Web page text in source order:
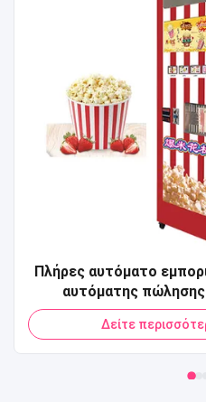
Πλήρες αυτόματο
αυτόματης
Πιστωτική κάρτα QR
Μηχάνημα αυτόματης
Corn για
Δείτε